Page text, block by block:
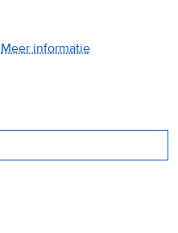
Meer informatie